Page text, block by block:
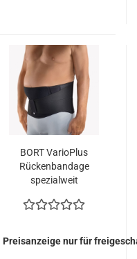
Kunden
BORT VarioPlus
Rückenbandage
spezialweit
Preisanzeige nur für